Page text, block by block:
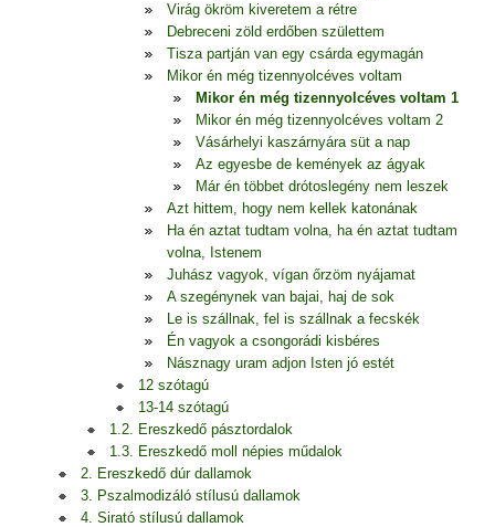
Virág ökröm kiveretem a rétre
Debreceni zöld erdőben születtem
Tisza partján van egy csárda egymagán
Mikor én még tizennyolcéves voltam
Mikor én még tizennyolcéves voltam 1
Mikor én még tizennyolcéves voltam 2
Vásárhelyi kaszárnyára süt a nap
Az egyesbe de kemények az ágyak
Már én többet drótoslegény nem leszek
Azt hittem, hogy nem kellek katonának
Ha én aztat tudtam volna, ha én aztat tudtam
volna, Istenem
Juhász vagyok, vígan őrzöm nyájamat
A szegénynek van bajai, haj de sok
Le is szállnak, fel is szállnak a fecskék
Én vagyok a csongorádi kisbéres
Násznagy uram adjon Isten jó estét
12 szótagú
13-14 szótagú
1.2. Ereszkedő pásztordalok
1.3. Ereszkedő moll népies műdalok
2. Ereszkedő dúr dallamok
3. Pszalmodizáló stílusú dallamok
4. Sirató stílusú dallamok